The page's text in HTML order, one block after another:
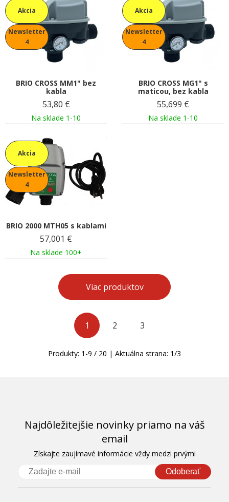
Akcia
Newsletter
4
BRIO CROSS MM1" bez
kabla
53,80 €
Na sklade 1-10
Akcia
Newsletter
4
BRIO CROSS MG1" s
maticou, bez kabla
55,699 €
Na sklade 1-10
Akcia
Newsletter
4
BRIO 2000 MTH05 s kablami
57,001 €
Na sklade 100+
Viac produktov
1 2 3
Produkty: 1 -9 / 20 | Aktuálna strana: 1/3
Najdôležitejšie novinky priamo na váš
email
Získajte zaujímavé informácie vždy medzi prvými
Odoberať